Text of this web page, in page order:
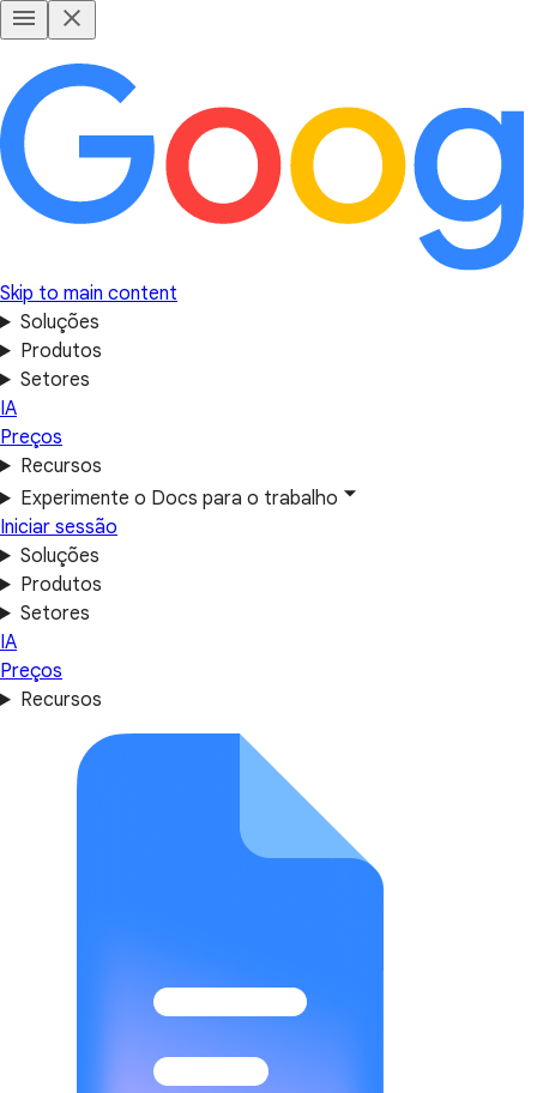
Skip to main content
Soluções
Produtos
Setores
IA
Preços
Recursos
Experimente o Docs para o trabalho
Iniciar sessão
Soluções
Produtos
Setores
IA
Preços
Recursos